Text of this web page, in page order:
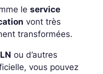
le service
vont très
transformées.
ou d’autres
vous pouvez